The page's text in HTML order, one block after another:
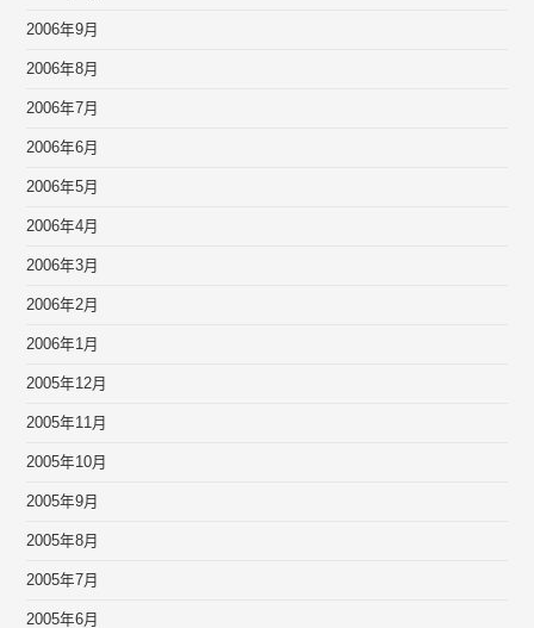
2006年9月
2006年8月
2006年7月
2006年6月
2006年5月
2006年4月
2006年3月
2006年2月
2006年1月
2005年12月
2005年11月
2005年10月
2005年9月
2005年8月
2005年7月
2005年6月